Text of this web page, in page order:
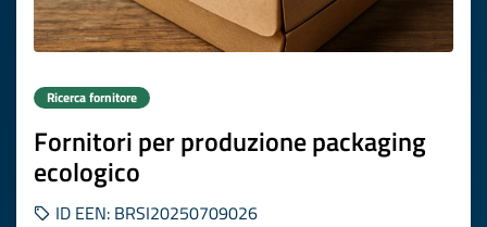
Ricerca fornitore
Fornitori per produzione packaging
ecologico
ID EEN: BRSI20250709026